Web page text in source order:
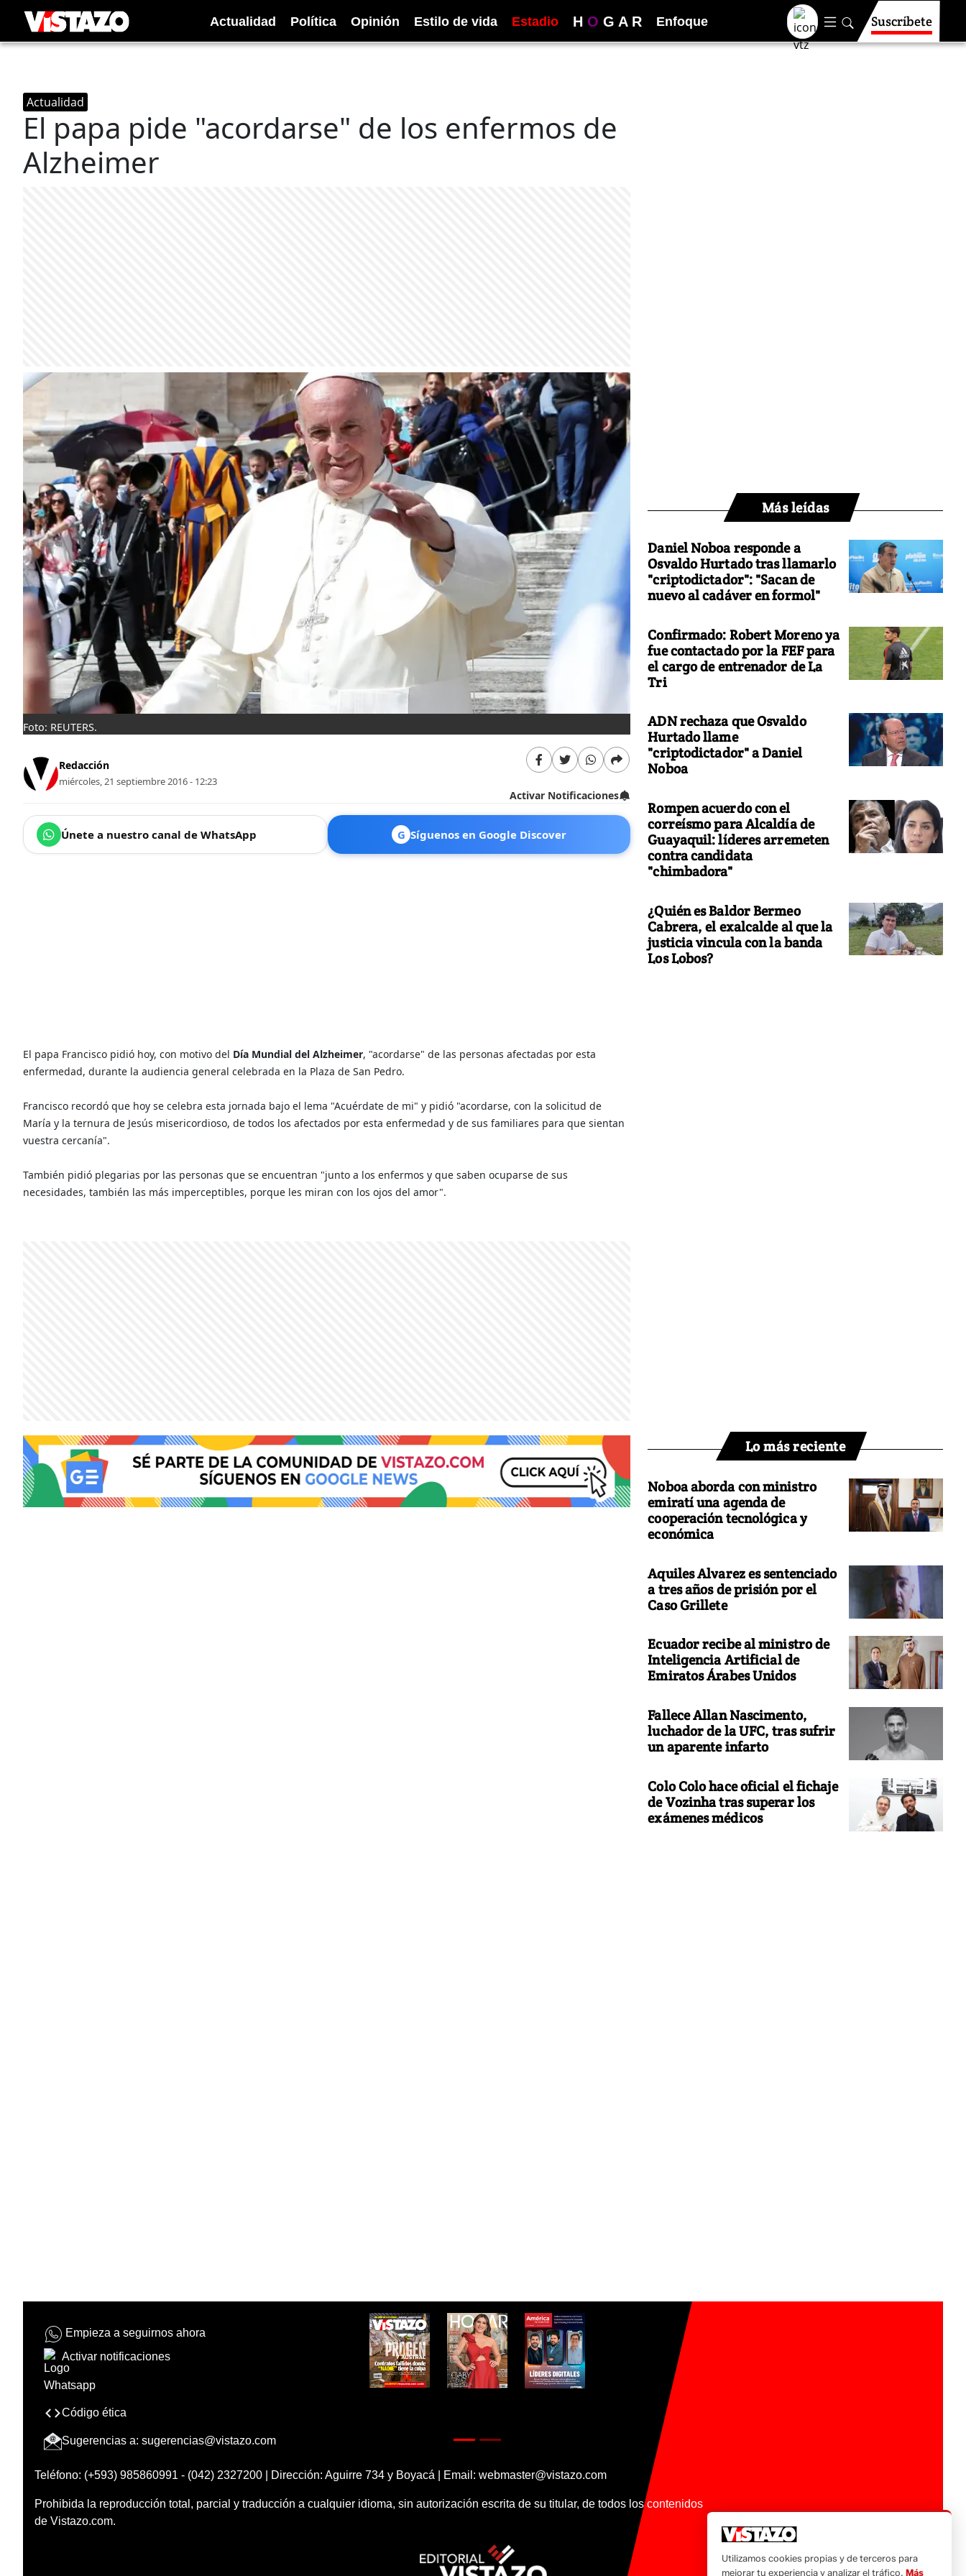
Actualidad Política Opinión Estilo de vida Estadio H O G A R Enfoque Suscríbete
Actualidad
El papa pide "acordarse" de los enfermos de
Alzheimer
Foto: REUTERS.
Redacción
miércoles, 21 septiembre 2016 - 12:23
Activar Notificaciones
Únete a nuestro canal de WhatsApp G Síguenos en Google Discover
El papa Francisco pidió hoy, con motivo del Día Mundial del Alzheimer, "acordarse" de las personas afectadas por esta
enfermedad, durante la audiencia general celebrada en la Plaza de San Pedro.
Francisco recordó que hoy se celebra esta jornada bajo el lema "Acuérdate de mi" y pidió "acordarse, con la solicitud de
María y la ternura de Jesús misericordioso, de todos los afectados por esta enfermedad y de sus familiares para que sientan
vuestra cercanía".
También pidió plegarias por las personas que se encuentran "junto a los enfermos y que saben ocuparse de sus
necesidades, también las más imperceptibles, porque les miran con los ojos del amor".
Más leídas
Daniel Noboa responde a
Osvaldo Hurtado tras llamarlo
"criptodictador": "Sacan de
nuevo al cadáver en formol"
Confirmado: Robert Moreno ya
fue contactado por la FEF para
el cargo de entrenador de La
Tri
ADN rechaza que Osvaldo
Hurtado llame
"criptodictador" a Daniel
Noboa
Rompen acuerdo con el
correísmo para Alcaldía de
Guayaquil: líderes arremeten
contra candidata
"chimbadora"
¿Quién es Baldor Bermeo
Cabrera, el exalcalde al que la
justicia vincula con la banda
Los Lobos?
Lo más reciente
Noboa aborda con ministro
emiratí una agenda de
cooperación tecnológica y
económica
Aquiles Alvarez es sentenciado
a tres años de prisión por el
Caso Grillete
Ecuador recibe al ministro de
Inteligencia Artificial de
Emiratos Árabes Unidos
Fallece Allan Nascimento,
luchador de la UFC, tras sufrir
un aparente infarto
Colo Colo hace oficial el fichaje
de Vozinha tras superar los
exámenes médicos
Empieza a seguirnos ahora
Activar notificaciones
Código ética
Sugerencias a: sugerencias@vistazo.com
Teléfono: (+593) 985860991 - (042) 2327200 | Dirección: Aguirre 734 y Boyacá | Email: webmaster@vistazo.com
Prohibida la reproducción total, parcial y traducción a cualquier idioma, sin autorización escrita de su titular, de todos los contenidos
de Vistazo.com.
Utilizamos cookies propias y de terceros para
mejorar tu experiencia y analizar el tráfico. Más